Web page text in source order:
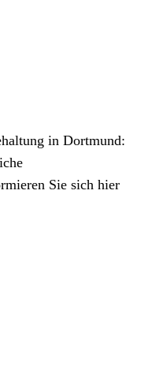
in Dortmund:
Sie sich hier